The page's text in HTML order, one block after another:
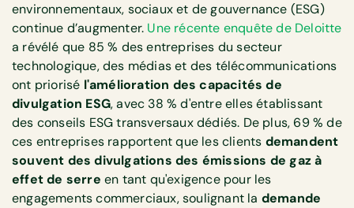
environnementaux, sociaux et de gouvernance (ESG)
continue d’augmenter. Une récente enquête de Deloitte
a révélé que 85 % des entreprises du secteur
technologique, des médias et des télécommunications
ont priorisé l'amélioration des capacités de
divulgation ESG, avec 38 % d'entre elles établissant
des conseils ESG transversaux dédiés. De plus, 69 % de
ces entreprises rapportent que les clients demandent
souvent des divulgations des émissions de gaz à
effet de serre en tant qu'exigence pour les
engagements commerciaux, soulignant la demande